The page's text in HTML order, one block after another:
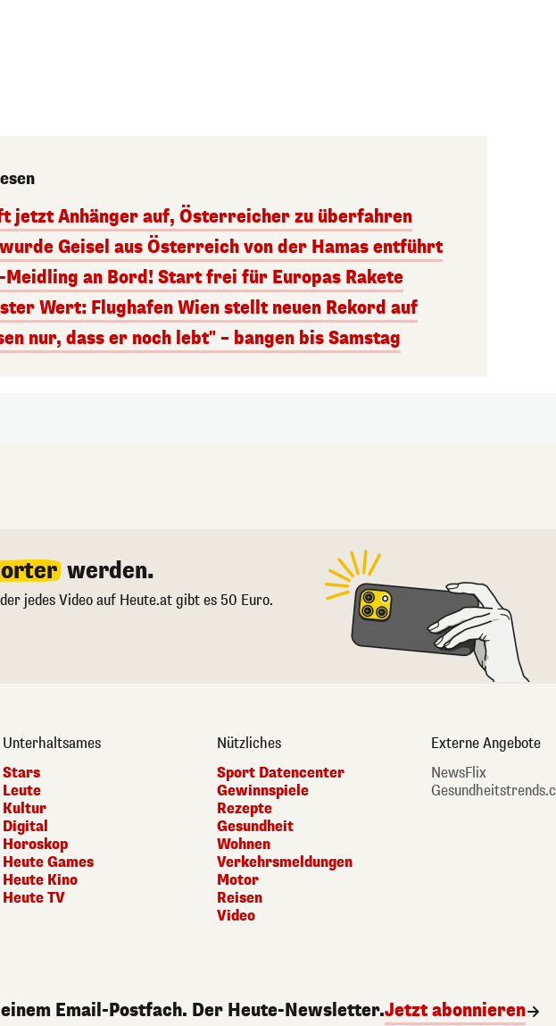
jetzt Anhänger auf, Österreicher zu überfahren
Geisel aus Österreich von der Hamas entführt
Meidling an Bord! Start frei für Europas Rakete
Wert: Flughafen Wien stellt neuen Rekord auf
nur, dass er noch lebt" – bangen bis Samstag
werden.
jedes Video auf Heute.at gibt es 50 Euro.
Unterhaltsames
Stars
Leute
Kultur
Digital
Horoskop
Heute Games
Heute Kino
Heute TV
Nützliches
Sport Datencenter
Gewinnspiele
Rezepte
Gesundheit
Wohnen
Verkehrsmeldungen
Motor
Reisen
Video
Externe Angebote
NewsFlix
Email-Postfach. Der Heute-Newsletter.Jetzt abonnieren